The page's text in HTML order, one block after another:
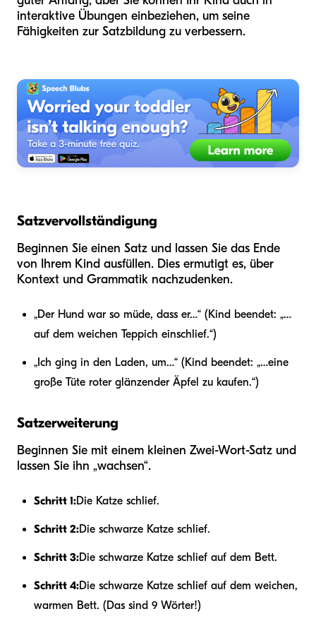
interaktive Übungen einbeziehen, um seine
Fähigkeiten zur Satzbildung zu verbessern.
Satzvervollständigung
Beginnen Sie einen Satz und lassen Sie das Ende
von Ihrem Kind ausfüllen. Dies ermutigt es, über
Kontext und Grammatik nachzudenken.
„Der Hund war so müde, dass er…“ (Kind beendet: „…
auf dem weichen Teppich einschlief.“)
„Ich ging in den Laden, um…“ (Kind beendet: „…eine
große Tüte roter glänzender Äpfel zu kaufen.“)
Satzerweiterung
Beginnen Sie mit einem kleinen Zwei-Wort-Satz und
lassen Sie ihn „wachsen“.
Schritt 1:Die Katze schlief.
Schritt 2:Die schwarze Katze schlief.
Schritt 3:Die schwarze Katze schlief auf dem Bett.
Schritt 4:Die schwarze Katze schlief auf dem weichen,
warmen Bett. (Das sind 9 Wörter!)